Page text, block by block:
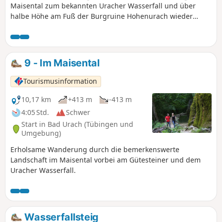
die durch mineralische Ablagerungen entstanden sind,
bestaunt werden.
Maisental zum bekannten Uracher Wasserfall und über
halbe Höhe am Fuß der Burgruine Hohenurach wieder
9 - Im Maisental
Tourismusinformation
10,17 km
+413 m
-413 m
4:05 Std.
Schwer
Start in Bad Urach (Tübingen und
Umgebung)
Erholsame Wanderung durch die bemerkenswerte
Landschaft im Maisental vorbei am Gütesteiner und dem
Uracher Wasserfall.
Wasserfallsteig